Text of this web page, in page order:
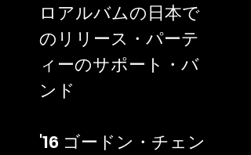
ロアルバムの日本で
のリリース・パーテ
ィーのサポート・バ
ンド
'16 ゴードン・チェン